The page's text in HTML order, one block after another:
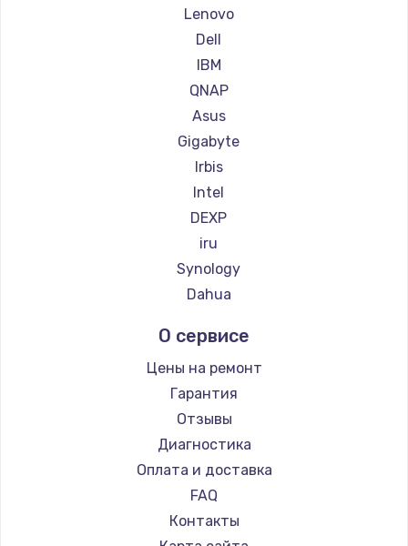
Lenovo
Dell
IBM
QNAP
Asus
Gigabyte
Irbis
Intel
DEXP
iru
Synology
Dahua
О сервисе
Цены на ремонт
Гарантия
Отзывы
Диагностика
Оплата и доставка
FAQ
Контакты